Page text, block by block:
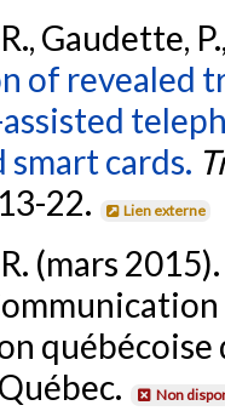
Gaudette,
of revealed
smart cards.
22. Lien externe
(mars 2015).
Non